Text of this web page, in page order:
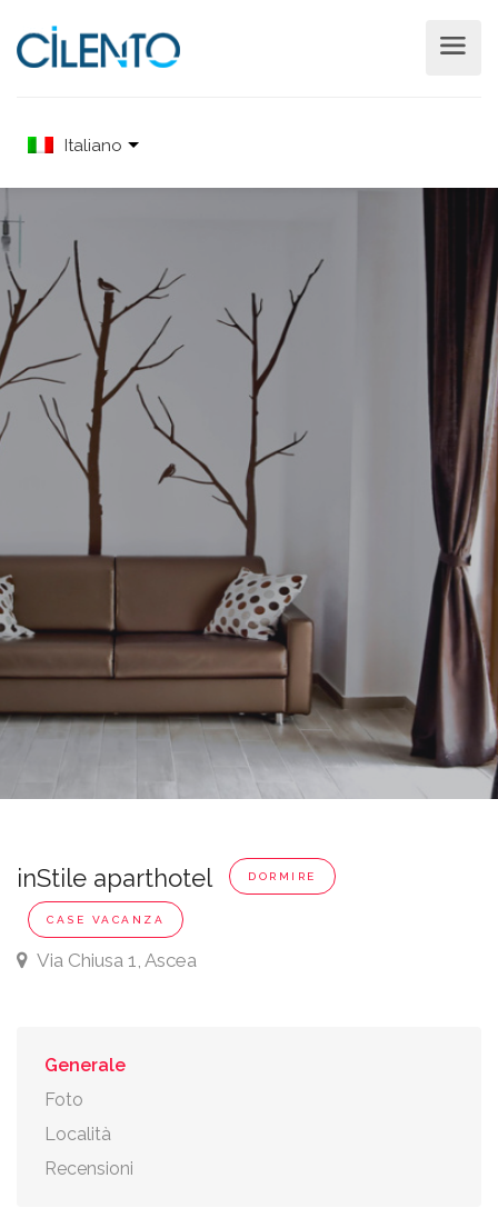
Italiano
inStile aparthotel DORMIRE
CASE VACANZA
Via Chiusa 1, Ascea
Generale
Foto
Località
Recensioni